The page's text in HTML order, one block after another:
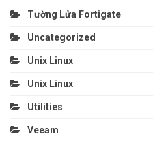
Tường Lửa Fortigate
Uncategorized
Unix Linux
Unix Linux
Utilities
Veeam